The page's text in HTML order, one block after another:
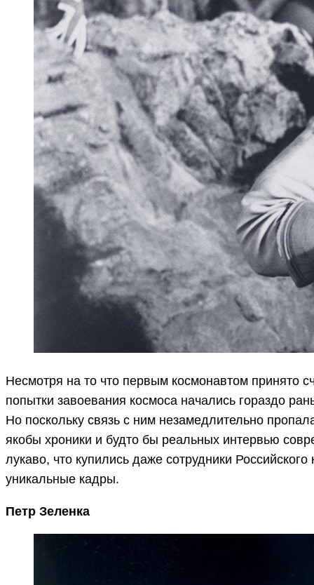
Несмотря на то что первым космонавтом принято
попытки завоевания космоса начались гораздо
Но поскольку связь с ним незамедлительно
якобы хроники и будто бы реальных интервью
лукаво, что купились даже сотрудники
уникальные кадры.
Петр Зеленка